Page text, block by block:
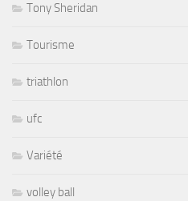
Tony Sheridan
Tourisme
triathlon
ufc
Variété
volley ball